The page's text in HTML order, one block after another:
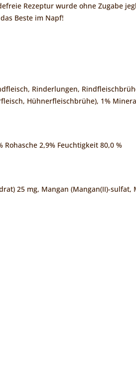
Rezeptur wurde ohne Zugabe
Beste im Napf!
Rinderlungen,
Hühnerfleischbrühe), 1%
Rohasche 2,9% Feuchtigkeit 80,0 %
25 mg, Mangan (Mangan(II)-